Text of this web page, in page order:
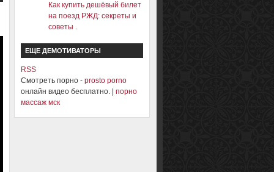
Как купить дешёвый билет
на поезд РЖД: секреты и
советы .
ЕЩЕ ДЕМОТИВАТОРЫ
RSS
Смотреть порно - prosto porno
онлайн видео бесплатно. | порно
массаж мск